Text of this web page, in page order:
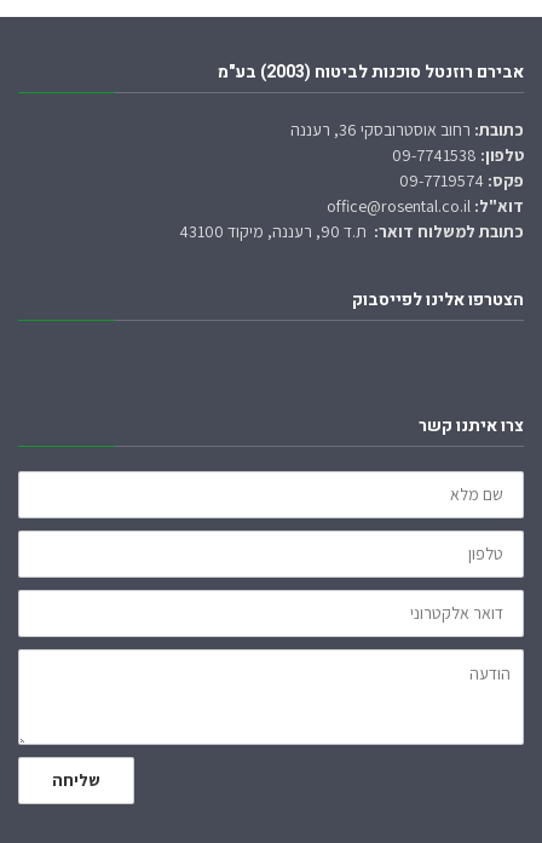
אבירם רוזנטל סוכנות לביטוח (2003) בע"מ
כתובת: רחוב אוסטרובסקי 36, רעננה
טלפון: 09-7741538
פקס:
דוא"ל: office@rosental.co.il
כתובת למשלוח דואר: ת.ד 90, רעננה, מיקוד 43100
הצטרפו אלינו לפייסבוק
צרו איתנו קשר
שם
מלא
טלפון
דואר
אלקטרוני
הודעה
שליחה